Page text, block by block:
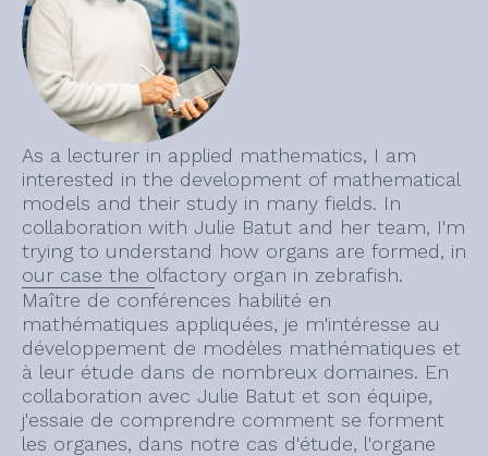
As a lecturer in applied mathematics, I am
interested in the development of mathematical
models and their study in many fields. In
collaboration with Julie Batut and her team, I'm
trying to understand how organs are formed, in
our case the olfactory organ in zebrafish.
Maître de conférences habilité en
mathématiques appliquées, je m'intéresse au
développement de modèles mathématiques et
à leur étude dans de nombreux domaines. En
collaboration avec Julie Batut et son équipe,
j'essaie de comprendre comment se forment
les organes, dans notre cas d'étude, l'organe